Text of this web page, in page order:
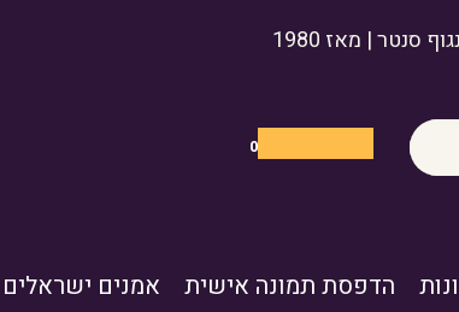
סנטר | מאז 1980
0
הדפסת תמונה אישית אמנים ישראלים